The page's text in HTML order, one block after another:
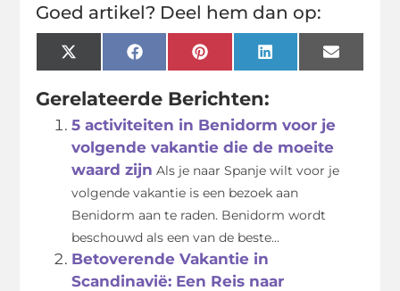
Goed artikel? Deel hem dan op:
X
(Twitter)
FacebookPinterestLinkedInEmail
Gerelateerde Berichten:
5 activiteiten in Benidorm voor je
volgende vakantie die de moeite
waard zijn Als je naar Spanje wilt voor je
volgende vakantie is een bezoek aan
Benidorm aan te raden. Benidorm wordt
beschouwd als een van de beste...
Betoverende Vakantie in
Scandinavië: Een Reis naar